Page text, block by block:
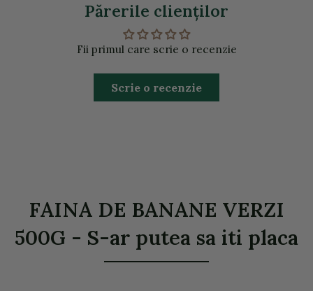
Părerile clienţilor
Fii primul care scrie o recenzie
Scrie o recenzie
FAINA DE BANANE VERZI
500G - S-ar putea sa iti placa